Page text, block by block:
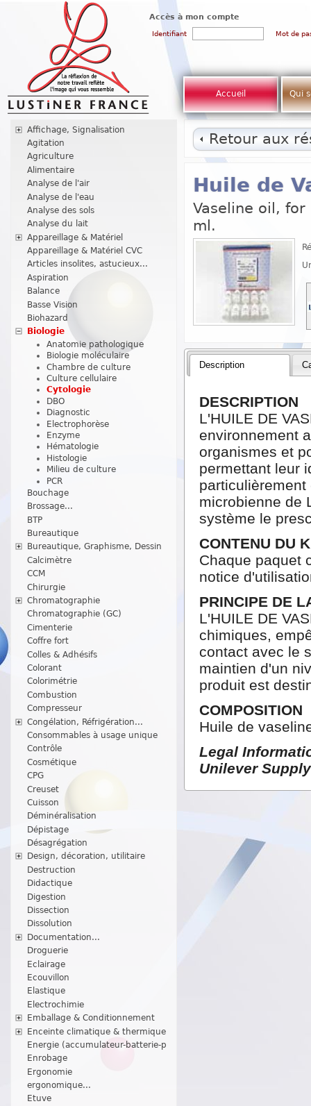
Accès à mon compte
Identifiant Mot de
Accueil Qui
Affichage, Signalisation
Agitation
Agriculture
Alimentaire
Analyse de l'air
Analyse de l'eau
Analyse des sols
Analyse du lait
Appareillage & Matériel
Appareillage & Matériel CVC
Articles insolites, astucieux...
Aspiration
Balance
Basse Vision
Biohazard
Biologie
Anatomie pathologique
Biologie moléculaire
Chambre de culture
Culture cellulaire
Cytologie
DBO
Diagnostic
Electrophorèse
Enzyme
Hématologie
Histologie
Milieu de culture
PCR
Bouchage
Brossage...
BTP
Bureautique
Bureautique, Graphisme, Dessin
Calcimètre
CCM
Chirurgie
Chromatographie
Chromatographie (GC)
Cimenterie
Coffre fort
Colles & Adhésifs
Colorant
Colorimétrie
Combustion
Compresseur
Congélation, Réfrigération...
Consommables à usage unique
Contrôle
Cosmétique
CPG
Creuset
Cuisson
Déminéralisation
Dépistage
Désagrégation
Design, décoration, utilitaire
Destruction
Didactique
Digestion
Dissection
Dissolution
Documentation...
Droguerie
Eclairage
Ecouvillon
Elastique
Electrochimie
Emballage & Conditionnement
Enceinte climatique & thermique
Energie (accumulateur-batterie-p
Enrobage
Ergonomie
ergonomique...
Etuve
Retour aux
Huile de
Vaseline oil,
ml.
Description
DESCRIPTION
L'HUILE DE
environnement
organismes et
permettant leur
microbienne de
système le
CONTENU DU
Chaque paquet
notice
PRINCIPE DE
L'HUILE DE
chimiques,
contact avec le
maintien d'un
produit est
COMPOSITION
Huile de
Legal
Unilever